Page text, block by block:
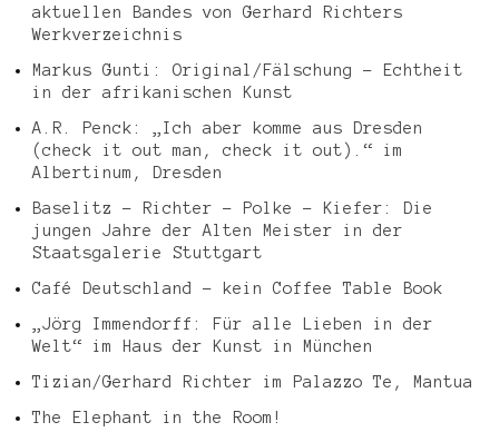
aktuellen Bandes von Gerhard Richters
Werkverzeichnis
Markus Gunti: Original/Fälschung – Echtheit
in der afrikanischen Kunst
A.R. Penck: „Ich aber komme aus Dresden
(check it out man, check it out).“ im
Albertinum, Dresden
Baselitz – Richter – Polke – Kiefer: Die
jungen Jahre der Alten Meister in der
Staatsgalerie Stuttgart
Café Deutschland – kein Coffee Table Book
„Jörg Immendorff: Für alle Lieben in der
Welt“ im Haus der Kunst in München
Tizian/Gerhard Richter im Palazzo Te, Mantua
The Elephant in the Room!